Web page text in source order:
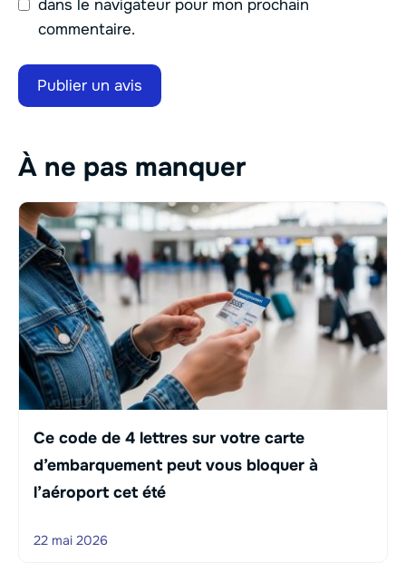
dans le navigateur pour mon prochain
commentaire.
À ne pas manquer
Ce code de 4 lettres sur votre carte
d’embarquement peut vous bloquer à
l’aéroport cet été
22 mai 2026